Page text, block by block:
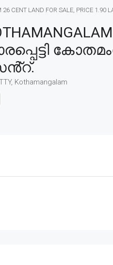
26 CENT LAND FOR SALE,
Kothamangalam